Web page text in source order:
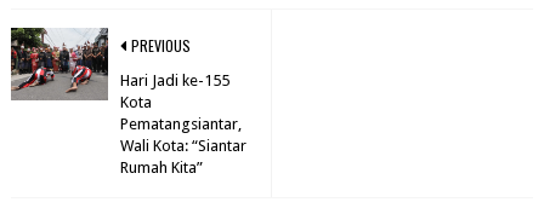
PREVIOUS
Hari Jadi ke-155
Kota
Pematangsiantar,
Wali Kota: “Siantar
Rumah Kita”